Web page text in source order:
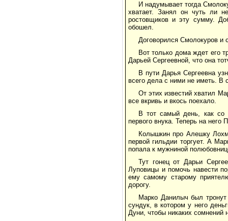
И надумывает тогда
хватает. Занял он чуть ли
ростовщиков и эту сумму.
обошел.
Договорился Смолокуров
Вот только дома ждет его
Дарьей Сергеевной, что она
В пути Дарья Сергеевна
всего дела с ними не иметь. В
От этих известий хватил
все вкривь и вкось поехало.
В тот самый день, как со
первого внука. Теперь на него
Колышкин про Алешку
первой гильдии торгует. А
попала к мужниной
Тут гонец от Дарьи
Луповицы и помочь навести
ему самому старому
дорогу.
Марко Данилыч был тронут
сундук, в котором у него
Дуни, чтобы никаких сомнений